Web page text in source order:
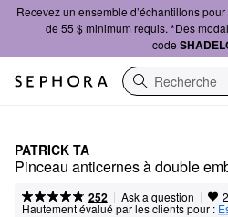
Recevez un ensemble d’échantillons
de 55 $ minimum requis. *Des
code
Recherche
PATRICK TA
Pinceau anticernes à double
252 | Ask a question |
Hautement évalué par les clients pour :